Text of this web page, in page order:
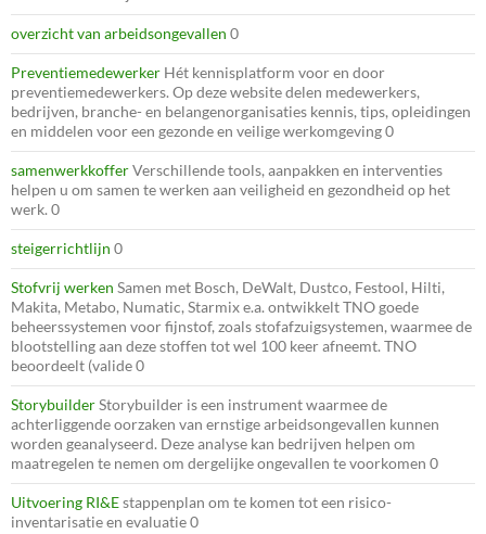
overzicht van arbeidsongevallen 0
Preventiemedewerker Hét kennisplatform voor en door
preventiemedewerkers. Op deze website delen medewerkers,
bedrijven, branche- en belangenorganisaties kennis, tips, opleidingen
en middelen voor een gezonde en veilige werkomgeving 0
samenwerkkofferVerschillende tools, aanpakken en interventies
helpen u om samen te werken aan veiligheid en gezondheid op het
werk. 0
steigerrichtlijn 0
Stofvrij werken Samen met Bosch, DeWalt, Dustco, Festool, Hilti,
Makita, Metabo, Numatic, Starmix e.a. ontwikkelt TNO goede
beheerssystemen voor fijnstof, zoals stofafzuigsystemen, waarmee de
blootstelling aan deze stoffen tot wel 100 keer afneemt. TNO
beoordeelt (valide 0
StorybuilderStorybuilder is een instrument waarmee de
achterliggende oorzaken van ernstige arbeidsongevallen kunnen
worden geanalyseerd. Deze analyse kan bedrijven helpen om
maatregelen te nemen om dergelijke ongevallen te voorkomen 0
Uitvoering RI&Estappenplan om te komen tot een risico-
inventarisatie en evaluatie 0